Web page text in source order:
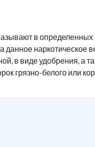
в определенных
данное
в виде удобрения, а
грязно-белого или